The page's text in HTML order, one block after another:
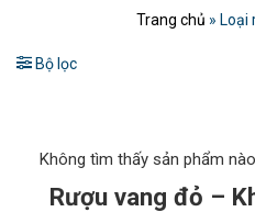
Trang chủ » Loại
Bộ lọc
Không tìm thấy sản phẩm
Rượu vang đỏ –